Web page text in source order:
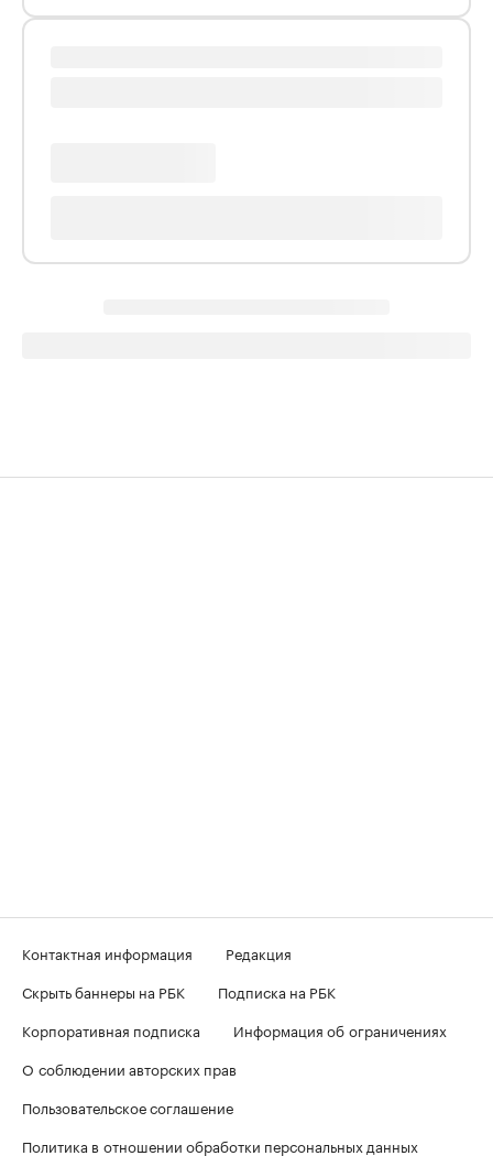
Контактная информация
Редакция
Скрыть баннеры на РБК
Подписка на РБК
Корпоративная подписка
Информация об ограничениях
О соблюдении авторских прав
Пользовательское соглашение
Политика в отношении обработки персональных данных